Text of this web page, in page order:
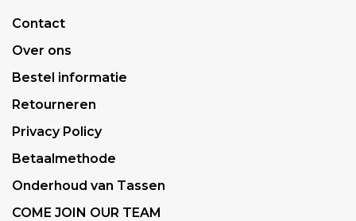
Contact
Over ons
Bestel informatie
Retourneren
Privacy Policy
Betaalmethode
Onderhoud van Tassen
COME JOIN OUR TEAM